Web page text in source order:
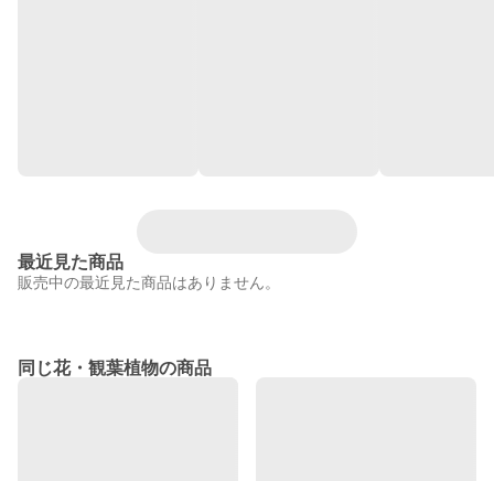
最近見た商品
販売中の最近見た商品はありません。
同じ花・観葉植物の商品